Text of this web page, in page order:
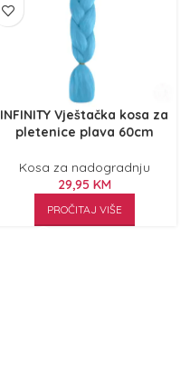
INFINITY Vještačka kosa za
pletenice plava 60cm
Kosa za nadogradnju
29,95 KM
PROČITAJ VIŠE